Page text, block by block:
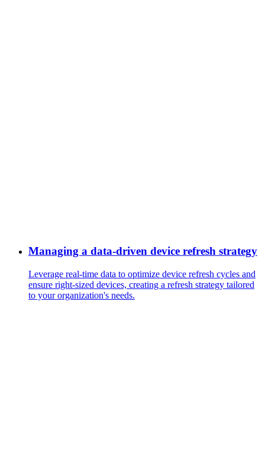
Managing a data-driven device refresh strategy
Leverage real-time data to optimize device refresh cycles and
ensure right-sized devices, creating a refresh strategy tailored
to your organization's needs.